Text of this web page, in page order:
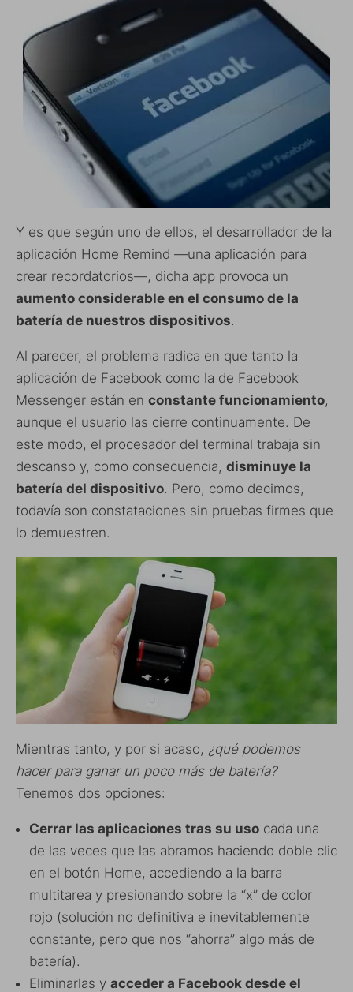
Y es que según uno de ellos, el desarrollador de la
aplicación Home Remind —una aplicación para
crear recordatorios—, dicha app provoca un
aumento considerable en el consumo de la
batería de nuestros dispositivos.
Al parecer, el problema radica en que tanto la
aplicación de Facebook como la de Facebook
Messenger están en constante funcionamiento,
aunque el usuario las cierre continuamente. De
este modo, el procesador del terminal trabaja sin
descanso y, como consecuencia, disminuye la
batería del dispositivo. Pero, como decimos,
todavía son constataciones sin pruebas firmes que
lo demuestren.
Mientras tanto, y por si acaso, ¿qué podemos
hacer para ganar un poco más de batería?
Tenemos dos opciones:
Cerrar las aplicaciones tras su uso cada una
de las veces que las abramos haciendo doble clic
en el botón Home, accediendo a la barra
multitarea y presionando sobre la “x” de color
rojo (solución no definitiva e inevitablemente
constante, pero que nos “ahorra” algo más de
batería).
Eliminarlas y acceder a Facebook desde el